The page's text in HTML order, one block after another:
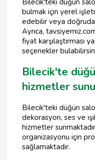
bulmak için yerel
edebilir veya
Ayrıca,
fiyat karşılaştırması
seçenekler
Bilecik'te
hizmetler
Bilecik'teki düğün
dekorasyon, ses ve
hizmetler
organizasyonu için
sağlamaktadır.